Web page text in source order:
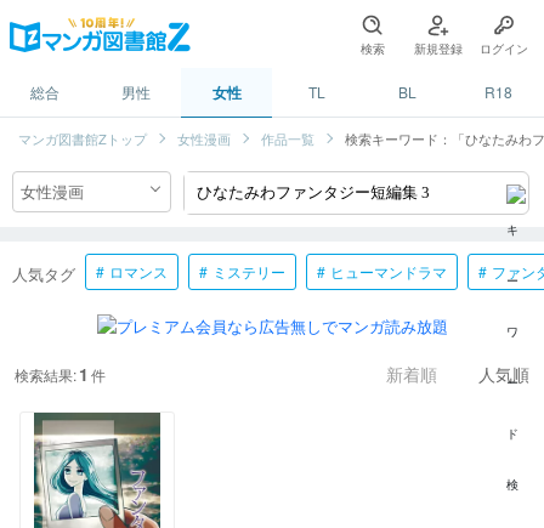
検索 新規登録 ログイン
総合 男性 女性 TL BL R18
マンガ図書館Zトップ 女性漫画 作品一覧 検索キーワード：「ひなたみわ
人気タグ ロマンス ミステリー ヒューマンドラマ ファン
検索結果:1 件 新着順 人気順